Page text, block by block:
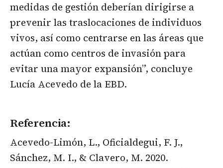
medidas de gestión deberían dirigirse a
prevenir las traslocaciones de individuos
vivos, así como centrarse en las áreas que
actúan como centros de invasión para
evitar una mayor expansión”, concluye
Lucía Acevedo de la EBD.
Referencia:
Acevedo-Limón, L., Oficialdegui, F. J.,
Sánchez, M. I., & Clavero, M. 2020.